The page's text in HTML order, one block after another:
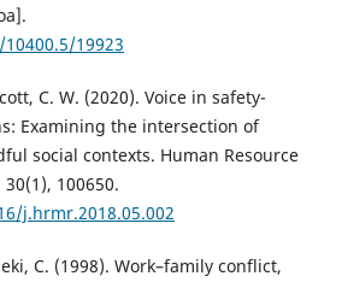
19923
C. W. (2020). Voice in safety-
Examining the intersection of
social contexts. Human Resource
100650.
j.hrmr.2018.05.002
C. (1998). Work–family conflict,